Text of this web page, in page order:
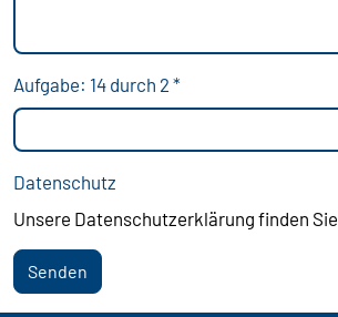
Aufgabe: 14 durch 2 *
Datenschutz
Unsere Datenschutzerklärung finden Sie
Senden